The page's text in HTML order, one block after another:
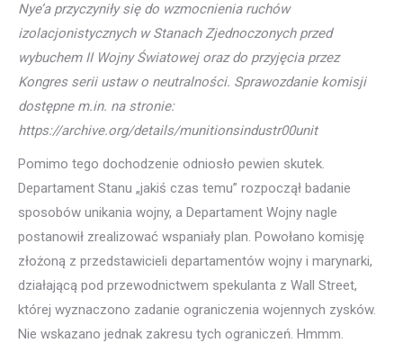
Nye’a przyczyniły się do wzmocnienia ruchów
izolacjonistycznych w Stanach Zjednoczonych przed
wybuchem II Wojny Światowej oraz do przyjęcia przez
Kongres serii ustaw o neutralności. Sprawozdanie komisji
dostępne m.in. na stronie:
https://archive.org/details/munitionsindustr00unit
Pomimo tego dochodzenie odniosło pewien skutek.
Departament Stanu „jakiś czas temu” rozpoczął badanie
sposobów unikania wojny, a Departament Wojny nagle
postanowił zrealizować wspaniały plan. Powołano komisję
złożoną z przedstawicieli departamentów wojny i marynarki,
działającą pod przewodnictwem spekulanta z Wall Street,
której wyznaczono zadanie ograniczenia wojennych zysków.
Nie wskazano jednak zakresu tych ograniczeń. Hmmm.